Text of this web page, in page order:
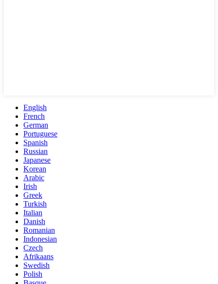
English
French
German
Portuguese
Spanish
Russian
Japanese
Korean
Arabic
Irish
Greek
Turkish
Italian
Danish
Romanian
Indonesian
Czech
Afrikaans
Swedish
Polish